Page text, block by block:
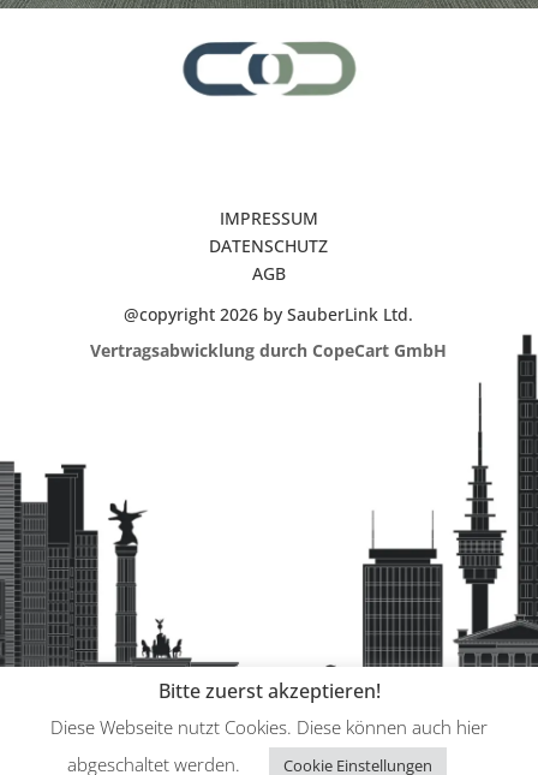
IMPRESSUM
DATENSCHUTZ
AGB
@copyright 2026 by SauberLink Ltd.
Vertragsabwicklung durch CopeCart GmbH
Bitte zuerst akzeptieren!
Diese Webseite nutzt Cookies. Diese können auch hier
abgeschaltet werden.
Cookie Einstellungen